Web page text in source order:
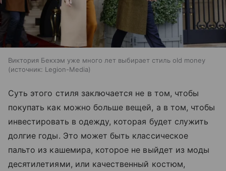
Виктория Бекхэм уже много лет выбирает стиль old money
источник: Legion-Media
Суть этого стиля заключается не в том, чтобы
покупать как можно больше вещей, а в том, чтобы
инвестировать в одежду, которая будет служить
долгие годы. Это может быть классическое
пальто из кашемира, которое не выйдет из моды
десятилетиями, или качественный костюм,